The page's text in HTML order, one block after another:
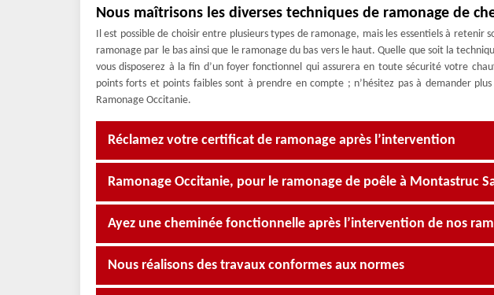
Nous maîtrisons les diverses techniques de ramonage de
Il est possible de choisir entre plusieurs types de ramonage, mais les essentiels à retenir
ramonage par le bas ainsi que le ramonage du bas vers le haut. Quelle que soit la
vous disposerez à la fin d’un foyer fonctionnel qui assurera en toute sécurité votre
points forts et points faibles sont à prendre en compte ; n’hésitez pas à demander
Ramonage Occitanie.
Réclamez votre certificat de ramonage après l’intervention
Ramonage Occitanie, pour le ramonage de poêle à Montastruc
Ayez une cheminée fonctionnelle après l’intervention de nos
Nous réalisons des travaux conformes aux normes